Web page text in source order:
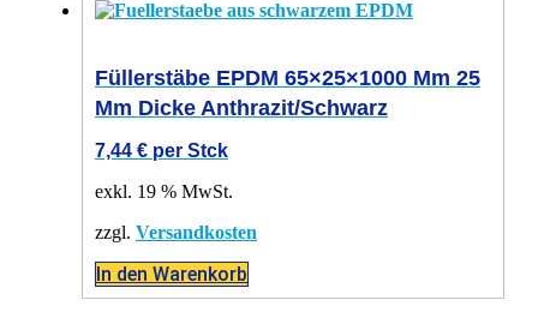
Füllerstäbe EPDM 65×25×1000 Mm 25
Mm Dicke Anthrazit/schwarz
7,44 € per Stck
exkl. 19 % MwSt.
zzgl. Versandkosten
In den Warenkorb